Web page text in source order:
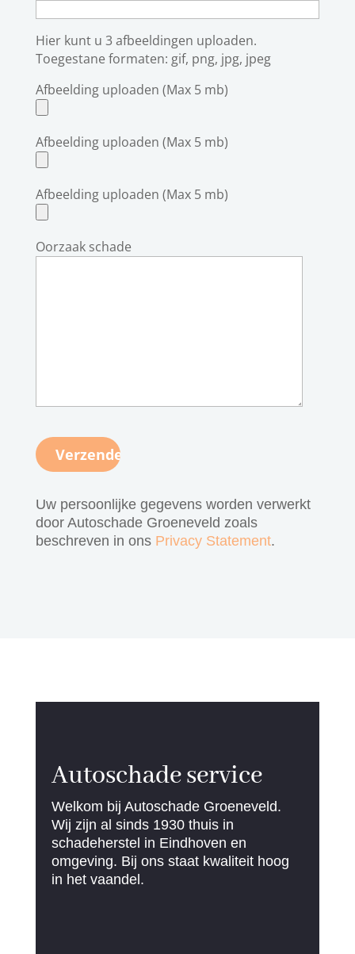
Hier kunt u 3 afbeeldingen uploaden.
Toegestane formaten: gif, png, jpg, jpeg
Afbeelding uploaden (Max 5 mb)
Afbeelding uploaden (Max 5 mb)
Afbeelding uploaden (Max 5 mb)
Oorzaak schade
Uw persoonlijke gegevens worden verwerkt
door Autoschade Groeneveld zoals
beschreven in ons Privacy Statement.
Autoschade service
Welkom bij Autoschade Groeneveld.
Wij zijn al sinds 1930 thuis in
schadeherstel in Eindhoven en
omgeving. Bij ons staat kwaliteit hoog
in het vaandel.